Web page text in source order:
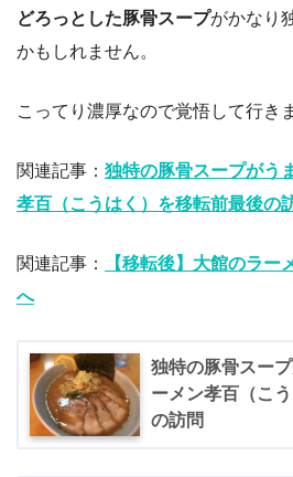
どろっとした豚骨スープがかなり
かもしれません。
こってり濃厚なので覚悟して行き
関連記事： 独特の豚骨スープがう
孝百（こうはく）を移転前最後の
関連記事：
【移転後】大館のラー
へ
独特の豚骨スー
ーメン孝百（こ
の訪問